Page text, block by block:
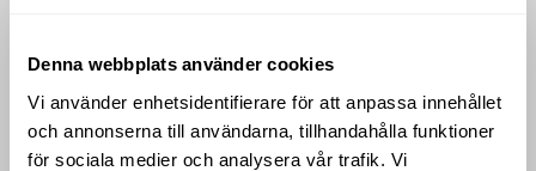
Denna webbplats använder cookies
Vi använder enhetsidentifierare för att anpassa innehållet
och annonserna till användarna, tillhandahålla funktioner
för sociala medier och analysera vår trafik. Vi